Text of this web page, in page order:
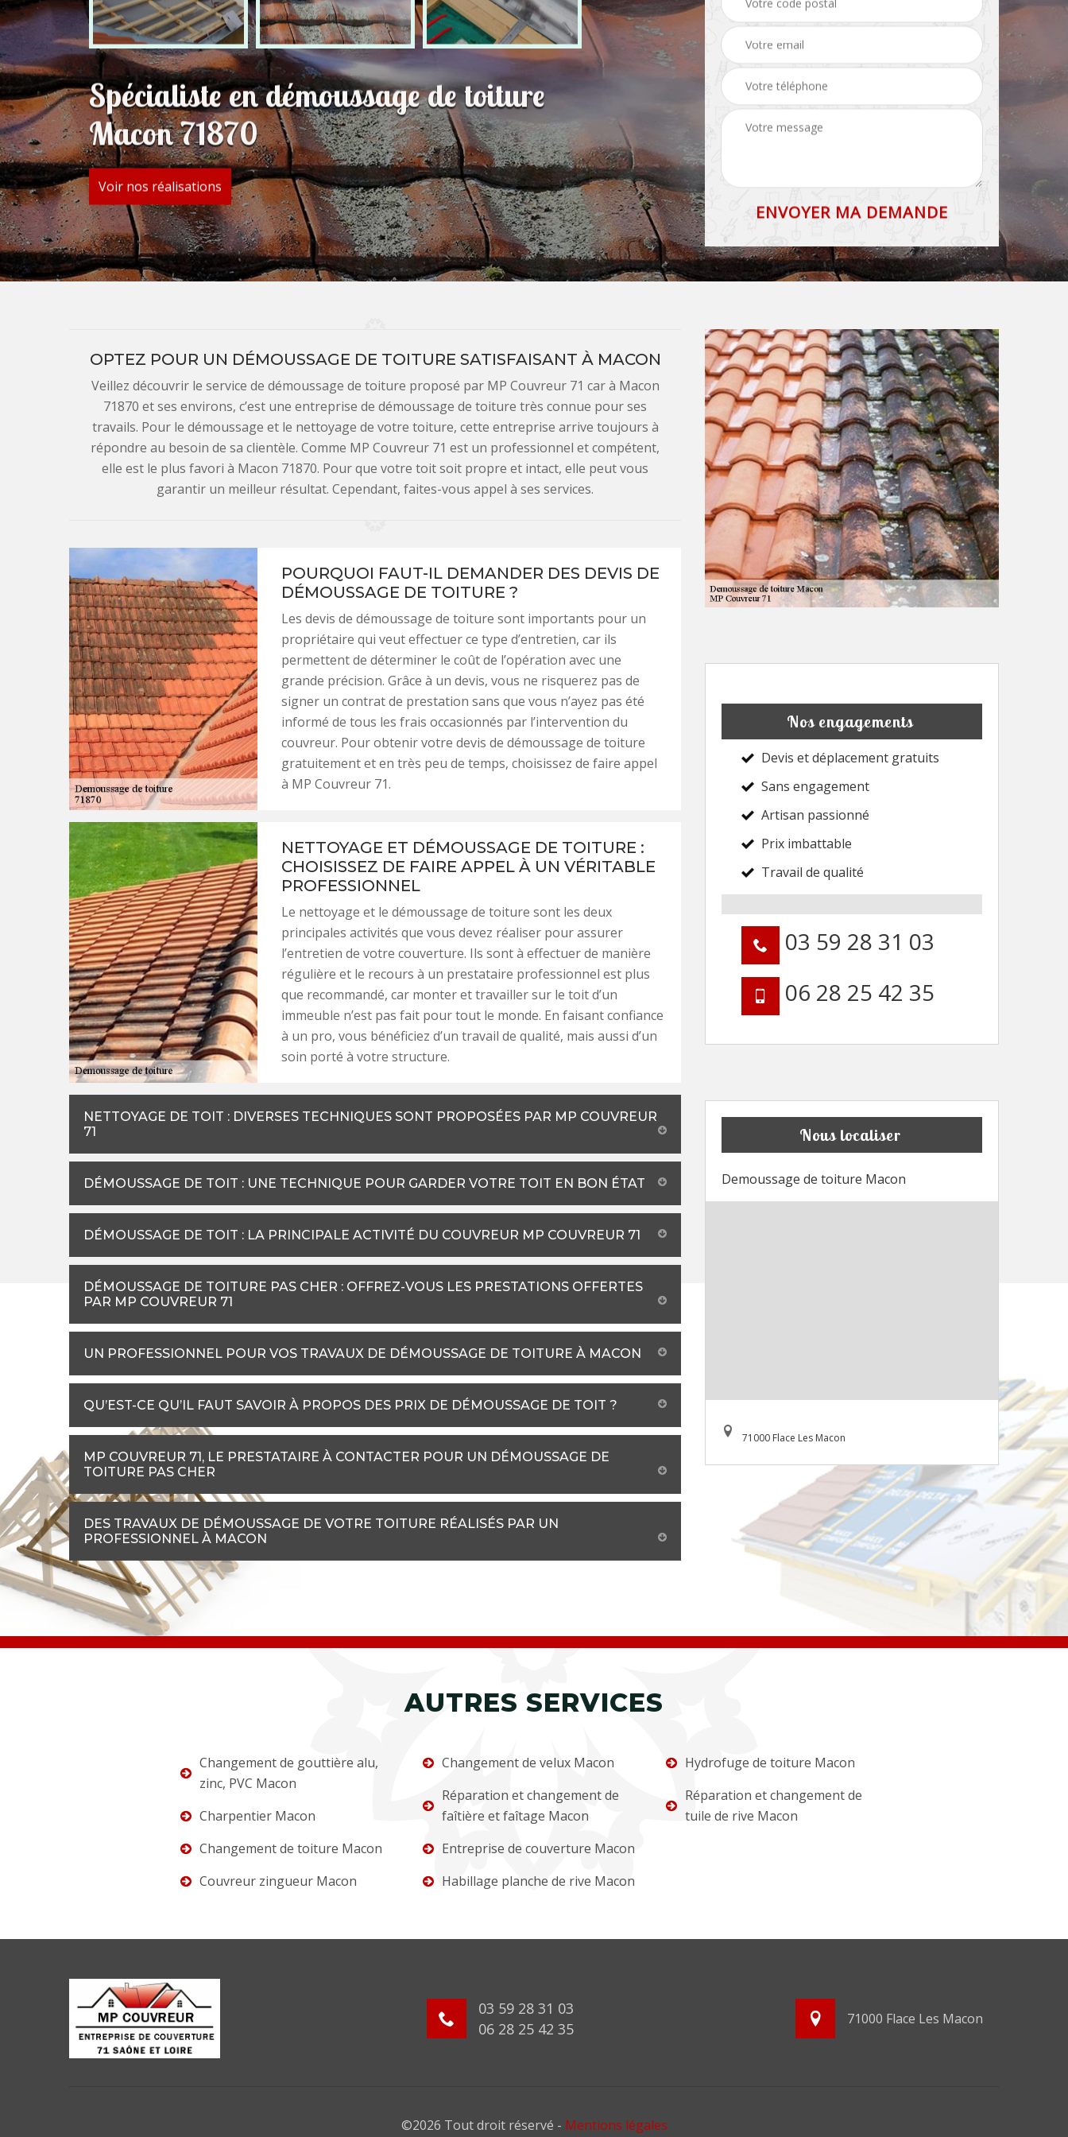
Spécialiste en démoussage de toiture
Macon 71870
Voir nos réalisations
OPTEZ POUR UN DÉMOUSSAGE DE TOITURE SATISFAISANT À MACON
Veillez découvrir le service de démoussage de toiture proposé par MP Couvreur 71 car à Macon
71870 et ses environs, c’est une entreprise de démoussage de toiture très connue pour ses
travails. Pour le démoussage et le nettoyage de votre toiture, cette entreprise arrive toujours à
répondre au besoin de sa clientèle. Comme MP Couvreur 71 est un professionnel et compétent,
elle est le plus favori à Macon 71870. Pour que votre toit soit propre et intact, elle peut vous
garantir un meilleur résultat. Cependant, faites-vous appel à ses services.
POURQUOI FAUT-IL DEMANDER DES DEVIS DE
DÉMOUSSAGE DE TOITURE ?
Les devis de démoussage de toiture sont importants pour un
propriétaire qui veut effectuer ce type d’entretien, car ils
permettent de déterminer le coût de l’opération avec une
grande précision. Grâce à un devis, vous ne risquerez pas de
signer un contrat de prestation sans que vous n’ayez pas été
informé de tous les frais occasionnés par l’intervention du
couvreur. Pour obtenir votre devis de démoussage de toiture
gratuitement et en très peu de temps, choisissez de faire appel
à MP Couvreur 71.
NETTOYAGE ET DÉMOUSSAGE DE TOITURE :
CHOISISSEZ DE FAIRE APPEL À UN VÉRITABLE
PROFESSIONNEL
Le nettoyage et le démoussage de toiture sont les deux
principales activités que vous devez réaliser pour assurer
l’entretien de votre couverture. Ils sont à effectuer de manière
régulière et le recours à un prestataire professionnel est plus
que recommandé, car monter et travailler sur le toit d’un
immeuble n’est pas fait pour tout le monde. En faisant confiance
à un pro, vous bénéficiez d’un travail de qualité, mais aussi d’un
soin porté à votre structure.
NETTOYAGE DE TOIT : DIVERSES TECHNIQUES SONT PROPOSÉES PAR MP COUVREUR
71
DÉMOUSSAGE DE TOIT : UNE TECHNIQUE POUR GARDER VOTRE TOIT EN BON ÉTAT
DÉMOUSSAGE DE TOIT : LA PRINCIPALE ACTIVITÉ DU COUVREUR MP COUVREUR 71
DÉMOUSSAGE DE TOITURE PAS CHER : OFFREZ-VOUS LES PRESTATIONS OFFERTES
PAR MP COUVREUR 71
UN PROFESSIONNEL POUR VOS TRAVAUX DE DÉMOUSSAGE DE TOITURE À MACON
QU’EST-CE QU’IL FAUT SAVOIR À PROPOS DES PRIX DE DÉMOUSSAGE DE TOIT ?
MP COUVREUR 71, LE PRESTATAIRE À CONTACTER POUR UN DÉMOUSSAGE DE
TOITURE PAS CHER
DES TRAVAUX DE DÉMOUSSAGE DE VOTRE TOITURE RÉALISÉS PAR UN
PROFESSIONNEL À MACON
Nos engagements
Devis et déplacement gratuits
Sans engagement
Artisan passionné
Prix imbattable
Travail de qualité
03 59 28 31 03
06 28 25 42 35
Nous localiser
Demoussage de toiture Macon
71000 Flace Les Macon
AUTRES SERVICES
Changement de gouttière alu,
zinc, PVC Macon
Charpentier Macon
Changement de toiture Macon
Couvreur zingueur Macon
Changement de velux Macon
Réparation et changement de
faîtière et faîtage Macon
Entreprise de couverture Macon
Habillage planche de rive Macon
Hydrofuge de toiture Macon
Réparation et changement de
tuile de rive Macon
03 59 28 31 03
06 28 25 42 35
71000 Flace Les Macon
©2026 Tout droit réservé - Mentions légales